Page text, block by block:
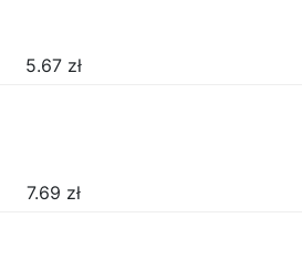
5.67 zł
7.69 zł